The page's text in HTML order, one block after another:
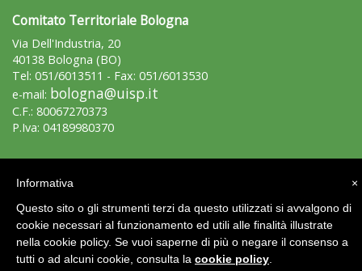
Tiziano Pesce nel Cda di Fondazione Terzjus: prima riunione a
Roma
Comitato Territoriale Bologna
Via Dell'Industria, 20
40138 Bologna (BO)
Tel: 051/6013511 - Fax: 051/6013530
e-mail: bologna@uisp.it
C.F.: 80067270373
P.Iva: 04189980370
×
Informativa
Questo sito o gli strumenti terzi da questo utilizzati si avvalgono di
cookie necessari al funzionamento ed utili alle finalità illustrate
nella cookie policy. Se vuoi saperne di più o negare il consenso a
tutti o ad alcuni cookie, consulta la cookie policy